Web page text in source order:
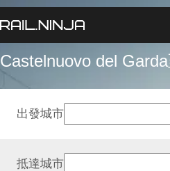
Castelnuovo del
出發城市
抵達城市